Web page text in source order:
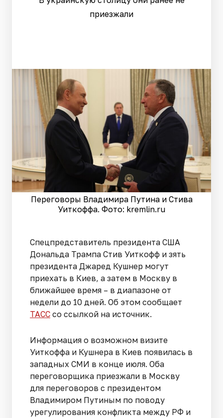
приезжали
Переговоры Владимира Путина и Стива
Уиткоффа. Фото: kremlin.ru
Спецпредставитель президента США
Дональда Трампа Стив Уиткофф и зять
президента Джаред Кушнер могут
приехать в Киев, а затем в Москву в
ближайшее время – в диапазоне от
недели до 10 дней. Об этом сообщает
ТАСС со ссылкой на источник.
Информация о возможном визите
Уиткоффа и Кушнера в Киев появилась в
западных СМИ в конце июля. Оба
переговорщика приезжали в Москву
для переговоров с президентом
Владимиром Путиным по поводу
урегулирования конфликта между РФ и